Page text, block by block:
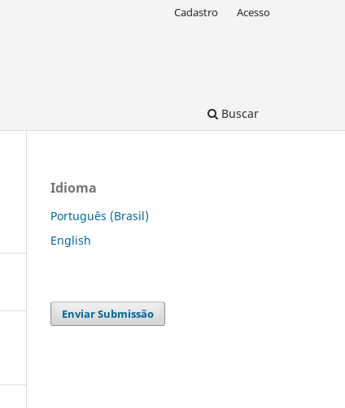
Buscar
Cadastro Acesso
Idioma
Português (Brasil)
English
Enviar Submissão